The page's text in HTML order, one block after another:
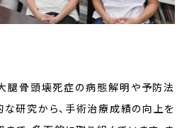
腿骨頭壊死症の病態解明や予防法
研究から、手術治療成績の向上を